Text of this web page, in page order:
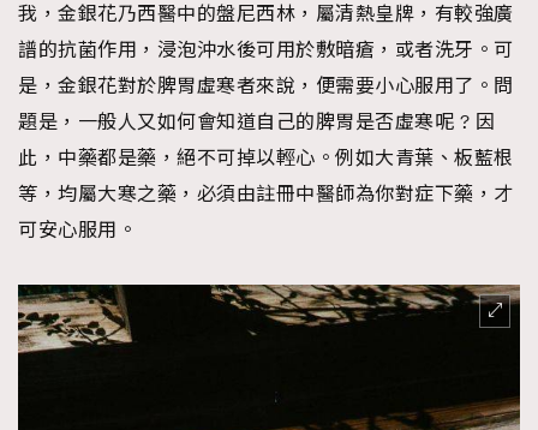
我，金銀花乃西醫中的盤尼西林，屬清熱皇牌，有較強廣
譜的抗菌作用，浸泡沖水後可用於敷暗瘡，或者洗牙。可
是，金銀花對於脾胃虛寒者來說，便需要小心服用了。問
題是，一般人又如何會知道自己的脾胃是否虛寒呢 ? 因
此，中藥都是藥，絕不可掉以輕心。例如大青葉、板藍根
等，均屬大寒之藥，必須由註冊中醫師為你對症下藥，才
可安心服用。